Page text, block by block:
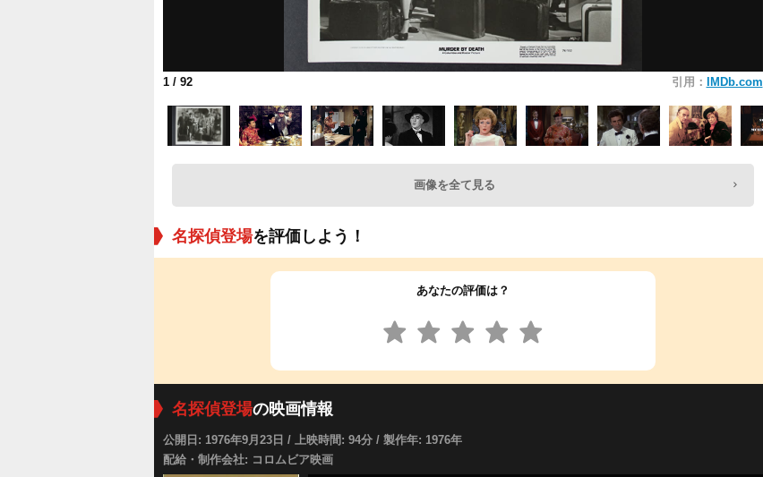
1 / 92 引用： IMDb.com
画像を全て見る
名探偵登場を評価しよう！
あなたの評価は？
名探偵登場の映画情報
公開日: 1976年9月23日 / 上映時間: 94分 / 製作年: 1976年
配給・制作会社: コロムビア映画